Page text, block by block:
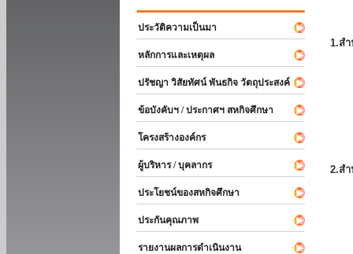
ประวัติความเป็นมา
หลักการและเหตุผล
ปรัชญา วิสัยทัศน์ พันธกิจ วัตถุประสงค์
ข้อบังคับฯ / ประกาศฯ สหกิจศึกษา
โครงสร้างองค์กร
ผู้บริหาร / บุคลากร
ประโยชน์ของสหกิจศึกษา
ประกันคุณภาพ
รายงานผลการดำเนินงาน
1.ส
2.ส